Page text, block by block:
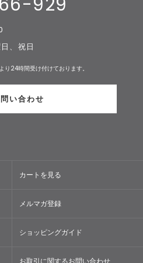
、祝日
24時間受け付けております。
い合わせ
カートを見る
メルマガ登録
ショッピングガイド